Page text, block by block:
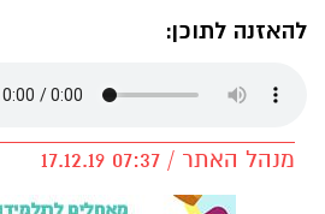
להאזנה לתוכן:
מנהל האתר / 07:37 17.12.19